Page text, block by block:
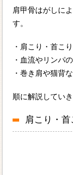
肩甲骨はがしに
す。
・肩こり・首こ
・血流やリンパ
・巻き肩や猫背
順に解説していき
肩こり・